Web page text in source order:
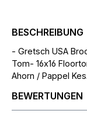
BESCHREIBUNG
- Gretsch USA
Tom- 16x16
Ahorn / Pappel
BEWERTUNGEN